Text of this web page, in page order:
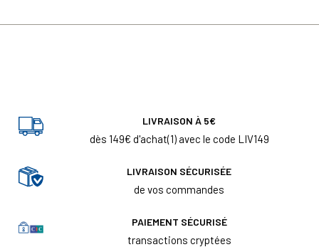
LIVRAISON À 5€
dès 149€ d'achat(1) avec le code LIV149
LIVRAISON SÉCURISÉE
de vos commandes
PAIEMENT SÉCURISÉ
transactions cryptées